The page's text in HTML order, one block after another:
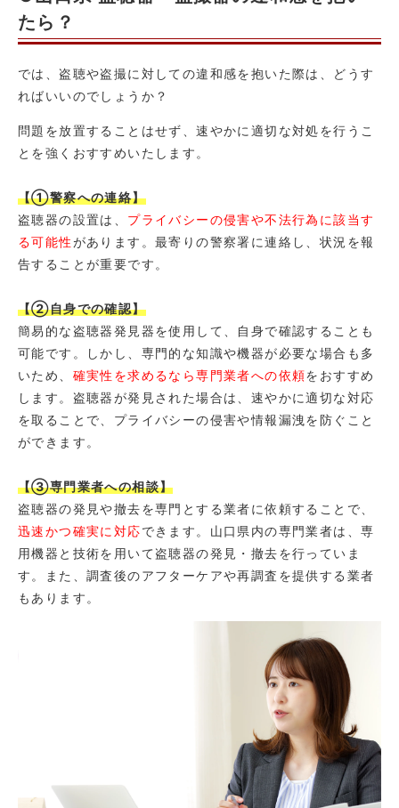
たら？
では、盗聴や盗撮に対しての違和感を抱いた際は、どうす
ればいいのでしょうか？
問題を放置することはせず、速やかに適切な対処を行うこ
とを強くおすすめいたします。
【①警察への連絡】
盗聴器の設置は、 プライバシーの侵害や不法行為に該当す
る可能性があります。最寄りの警察署に連絡し、状況を報
告することが重要です。
【②自身での確認】
簡易的な盗聴器発見器を使用して、自身で確認することも
可能です。しかし、専門的な知識や機器が必要な場合も多
いため、 確実性を求めるなら専門業者への依頼をおすすめ
します。盗聴器が発見された場合は、速やかに適切な対応
を取ることで、プライバシーの侵害や情報漏洩を防ぐこと
ができます。
【③専門業者への相談】
盗聴器の発見や撤去を専門とする業者に依頼することで、
迅速かつ確実に対応できます。山口県内の専門業者は、専
用機器と技術を用いて盗聴器の発見・撤去を行っていま
す。また、調査後のアフターケアや再調査を提供する業者
もあります。